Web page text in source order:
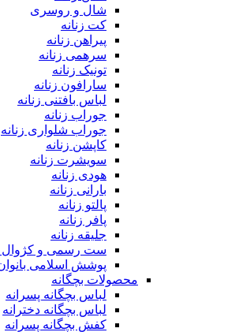
شال و روسری
کت زنانه
پیراهن زنانه
سرهمی زنانه
تونیک زنانه
سارافون زنانه
لباس بافتنی زنانه
جوراب زنانه
جوراب شلواری زنانه
کاپشن زنانه
سویشرت زنانه
هودی زنانه
بارانی زنانه
پالتو زنانه
پافر زنانه
جلیقه زنانه
ست رسمی و کژوال
پوشش اسلامی
محصولات بچگانه
لباس بچگانه پسرانه
لباس بچگانه دخترانه
کفش بچگانه پسرانه